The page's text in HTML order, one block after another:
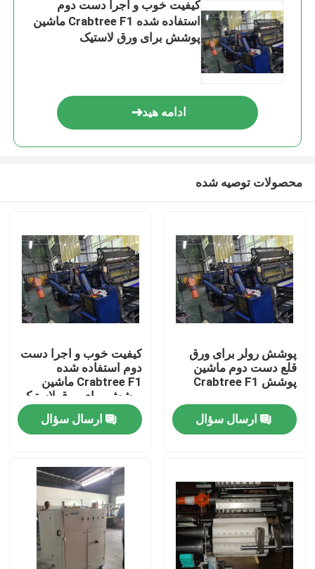
محصولات
فیلم های
کیفیت خوب و اجرا دست دوم
استفاده شده Crabtree F1 ماشین
پوشش برای ورق لاستیک
ادامه هید
محصولات توصیه شده
پوشش رولر برای ورق
قلع دست دوم ماشین
پوشش Crabtree F1
ارسال سؤال
کیفیت خوب و اجرا دست
دوم استفاده شده
Crabtree F1 ماشین
پوشش برای ورق لاستیک
ارسال سؤال